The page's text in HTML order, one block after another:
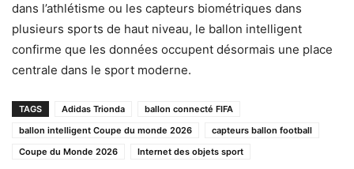
dans l’athlétisme ou les capteurs biométriques dans
plusieurs sports de haut niveau, le ballon intelligent
confirme que les données occupent désormais une place
centrale dans le sport moderne.
TAGS Adidas Trionda
ballon connecté FIFA
ballon intelligent Coupe du monde 2026
capteurs ballon football
Coupe du Monde 2026
Internet des objets sport